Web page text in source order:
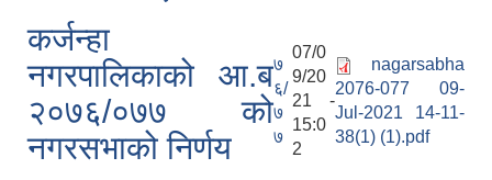
कर्जन्हा
नगरपालिकाको आ.ब
२०७६/०७७ को
नगरसभाको निर्णय
७
६/
७
७
07/0
9/20
21 -
15:0
2
nagarsabha
2076-077 09-
Jul-2021 14-11-
38(1) (1).pdf